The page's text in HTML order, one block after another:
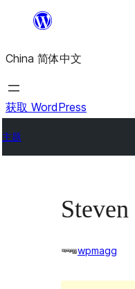
内
容
China 简体中文
获取 WordPress
主题
Steven
wpmagg